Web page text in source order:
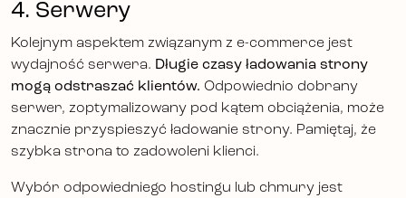
4. Serwery
Kolejnym aspektem związanym z e-commerce jest
wydajność serwera. Długie czasy ładowania strony
mogą odstraszać klientów. Odpowiednio dobrany
serwer, zoptymalizowany pod kątem obciążenia, może
znacznie przyspieszyć ładowanie strony. Pamiętaj, że
szybka strona to zadowoleni klienci.
Wybór odpowiedniego hostingu lub chmury jest